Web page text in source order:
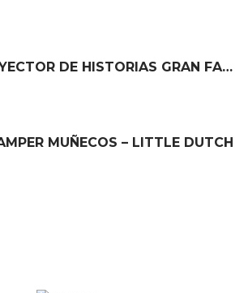
LINTERNA PROYECTOR DE HISTORIAS GRAN FAMILIA – MOULIN ROTY
MUÑECOS – LITTLE DUTCH